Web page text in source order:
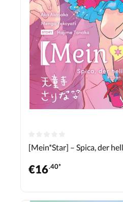
[Mein*Star] – Spica, der
€16.40*